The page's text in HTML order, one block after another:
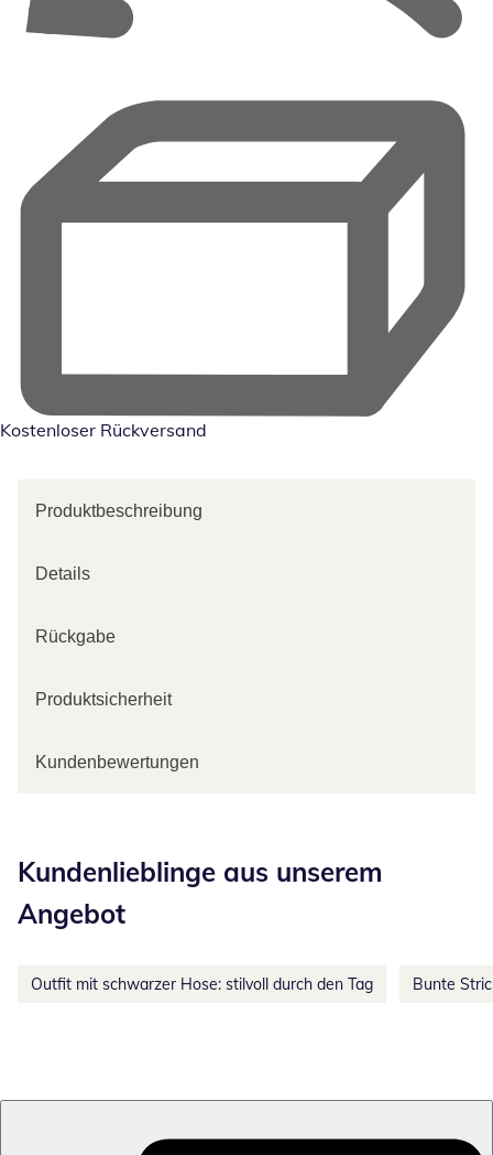
Kostenloser Rückversand
Produktbeschreibung
Details
Rückgabe
Produktsicherheit
Kundenbewertungen
Kundenlieblinge aus unserem
Angebot
Outfit mit schwarzer Hose: stilvoll durch den Tag Bunte